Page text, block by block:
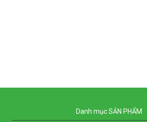
Danh mục SẢN PHẨM